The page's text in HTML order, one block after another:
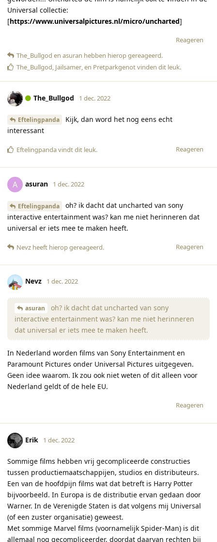
Universal collectie:
[https://www.universalpictures.nl/micro/uncharted]
Reageren
The_Bullgod en asuran hebben hierop gereageerd.
The_Bullgod, Jailsamer, en Pretparkgenotvinden dit leuk.
The_Bullgod 1 dec. 2022
Eftelingpanda
Kijk, dan word het nog eens echt
interessant
Reageren
Eftelingpandavindt dit leuk.
A asuran 1 dec. 2022
Eftelingpanda
oh? ik dacht dat uncharted van sony
interactive entertainment was? kan me niet herinneren dat
universal er iets mee te maken heeft.
Reageren
Nevz heeft hierop gereageerd.
Nevz 1 dec. 2022
asuran
oh? ik dacht dat uncharted van sony
interactive entertainment was? kan me niet herinneren
dat universal er iets mee te maken heeft.
In Nederland worden films van Sony Entertainment en
Paramount Pictures onder Universal Pictures uitgegeven.
Geen idee waarom. Ik zou ook niet weten of dit alleen voor
Nederland geldt of de hele EU.
Reageren
Erik 1 dec. 2022
Sommige films hebben vrij gecompliceerde constructies
tussen productiemaatschappijen, studios en distributeurs.
Een van de hoofdpijn films wat dat betreft is Harry Potter
bijvoorbeeld. In Europa is de distributie ervan gedaan door
Warner. In de Verenigde Staten is dat volgens mij Universal
(of een zuster organisatie) geweest.
Met sommige Marvel films (voornamelijk Spider-Man) is dit
allemaal nog gecompliceerder, doordat daarvan rechten bij